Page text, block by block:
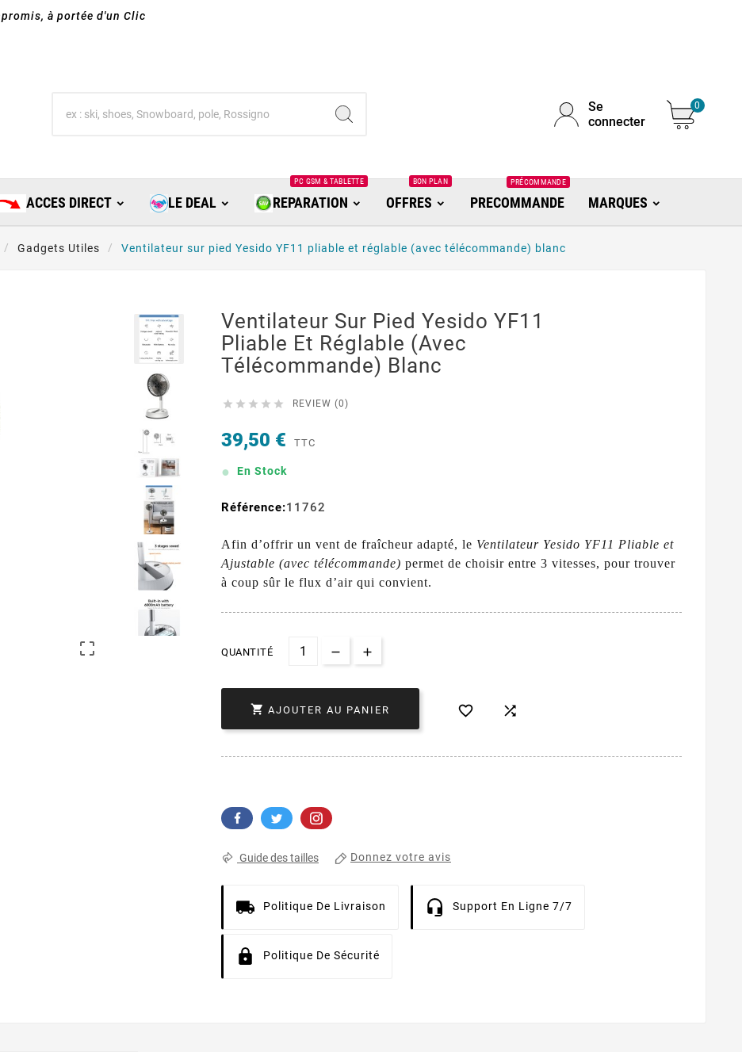
à portée d'un Clic
Se
connecter
0
ACCES DIRECT LE DEAL REPARATION
PC GSM & TABLETTE
OFFRES
BON PLAN
PRECOMMANDE
PRÉCOMMANDE
MARQUES
Gadgets Utiles Ventilateur sur pied Yesido YF11 pliable et réglable (avec télécommande) blanc

Ventilateur Sur Pied Yesido YF11
Pliable Et Réglable (avec
Télécommande) Blanc
     REVIEW (0)
39,50 € TTC
En Stock
Référence:11762
Afin d’offrir un vent de fraîcheur adapté, le Ventilateur Yesido YF11 Pliable et
Ajustable (avec télécommande) permet de choisir entre 3 vitesses, pour trouver
à coup sûr le flux d’air qui convient.
QUANTITÉ
 AJOUTER AU PANIER  
Guide des tailles Donnez votre avis
Politique De Livraison Support En Ligne 7/7
Politique De Sécurité